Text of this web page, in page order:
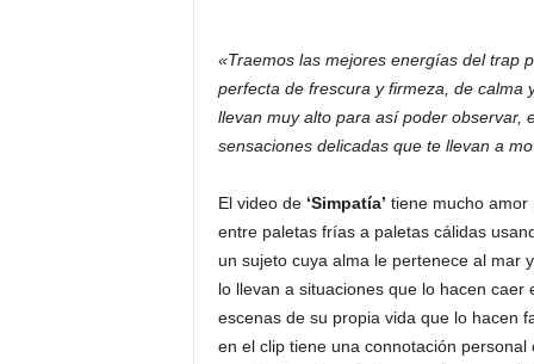
«Traemos las mejores energías del trap
perfecta de frescura y firmeza, de calma
llevan muy alto para así poder observar,
sensaciones delicadas que te llevan a
El video de ‘Simpatía’ tiene mucho amor
entre paletas frías a paletas cálidas
un sujeto cuya alma le pertenece al mar
lo llevan a situaciones que lo hacen
escenas de su propia vida que lo hacen
en el clip tiene una connotación